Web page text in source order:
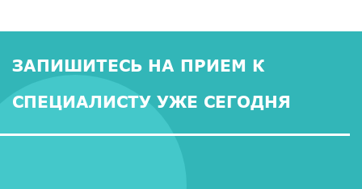
ЗАПИШИТЕСЬ НА ПРИЕМ К
СПЕЦИАЛИСТУ УЖЕ СЕГОДНЯ